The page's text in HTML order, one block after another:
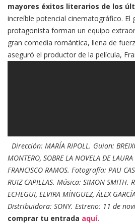
mayores éxitos literarios de los
increíble potencial cinematográfico. El
protagonista forman un equipo
gran comedia romántica, llena de
aseguró el productor de la película,
Dirección: MARÍA RIPOLL. Guion:
MONTERO, SOBRE LA NOVELA DE
FRANCISCO RAMOS. Fotografía: PAU
RUIZ CAPILLAS. Música: SIMON SMITH.
ECHEGUI, ELVIRA MÍNGUEZ, ÁLEX
Distribuidora: SONY. Estreno: 11 de
comprar tu entrada aquí.